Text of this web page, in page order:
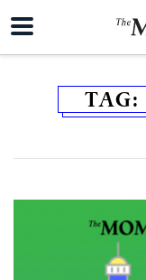
TAG: